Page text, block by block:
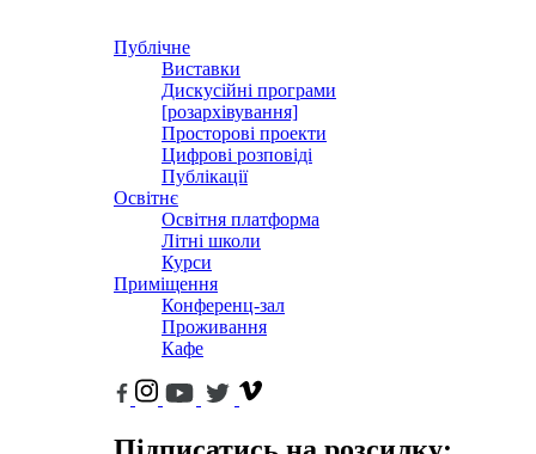
Публічне
Виставки
Дискусійні програми
[розархівування]
Просторові проекти
Цифрові розповіді
Публікації
Освітнє
Освітня платформа
Літні школи
Курси
Приміщення
Конференц-зал
Проживання
Кафе